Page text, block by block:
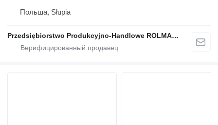
Польша, Słupia
Przedsiębiorstwo Produkcyjno-Handlowe ROLMAPOL Marcin Dziekan